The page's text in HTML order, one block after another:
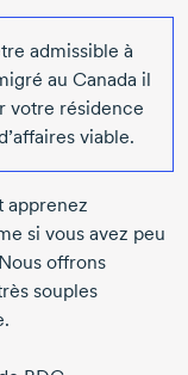
admissible à
au Canada il
votre résidence
viable.
apprenez
si vous avez peu
offrons
souples